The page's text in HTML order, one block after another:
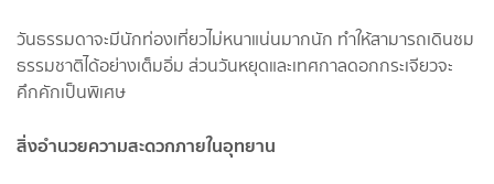
วันธรรมดาจะมีนักท่องเที่ยวไม่หนาแน่นมากนัก ทำให้สามารถเดินชม
ธรรมชาติได้อย่างเต็มอิ่ม ส่วนวันหยุดและเทศกาลดอกกระเจียวจะ
คึกคักเป็นพิเศษ
สิ่งอำนวยความสะดวกภายในอุทยาน